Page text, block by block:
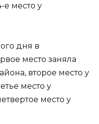
е место у
дня в
место заняла
второе место у
место у
место у